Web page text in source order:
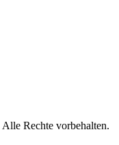
Rechte vorbehalten.